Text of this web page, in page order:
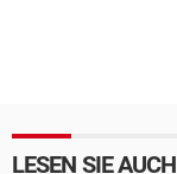
LESEN SIE AUCH